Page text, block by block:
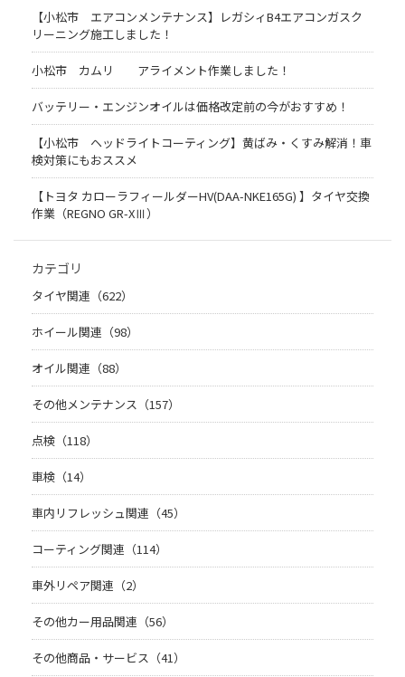
【小松市 エアコンメンテナンス】レガシィB4エアコンガスク
リーニング施工しました！
小松市 カムリ アライメント作業しました！
バッテリー・エンジンオイルは価格改定前の今がおすすめ！
【小松市 ヘッドライトコーティング】黄ばみ・くすみ解消！車
検対策にもおススメ
【トヨタ カローラフィールダーHV(DAA-NKE165G) 】タイヤ交換
作業（REGNO GR-XⅢ）
カテゴリ
タイヤ関連（622）
ホイール関連（98）
オイル関連（88）
その他メンテナンス（157）
点検（118）
車検（14）
車内リフレッシュ関連（45）
コーティング関連（114）
車外リペア関連（2）
その他カー用品関連（56）
その他商品・サービス（41）